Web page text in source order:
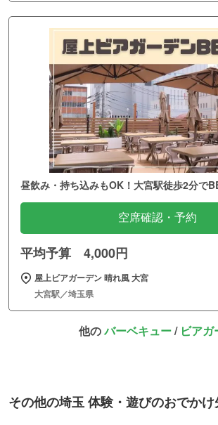
昼飲み・持ち込みもOK！大宮駅徒歩2分で
空席確認・予約
平均予算 4,000円
屋上ビアガーデン 晴れ風 大宮
大宮駅／埼玉県
他のバーベキュー/ ビア
その他の埼玉 体験・遊びのおでかけ